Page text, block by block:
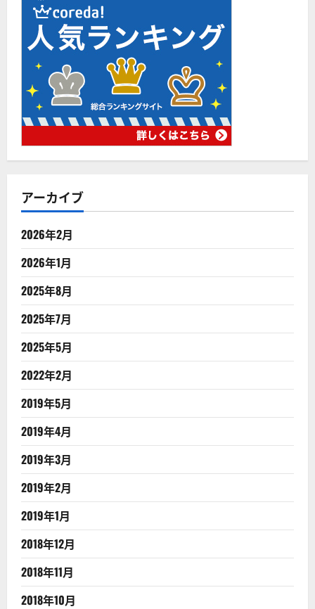
アーカイブ
2026年2月
2026年1月
2025年8月
2025年7月
2025年5月
2022年2月
2019年5月
2019年4月
2019年3月
2019年2月
2019年1月
2018年12月
2018年11月
2018年10月